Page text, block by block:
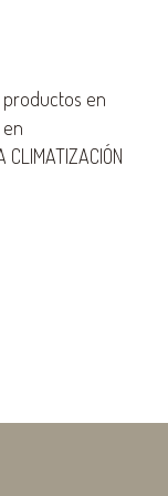
productos en
CLIMATIZACIÓN